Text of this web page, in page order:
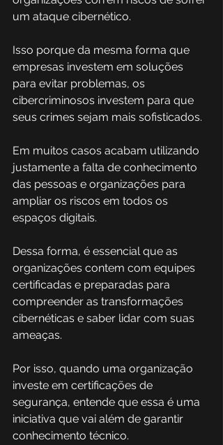
um ataque cibernético.
Isso porque da mesma forma que
empresas investem em soluções
para evitar problemas, os
cibercriminosos investem para que
seus crimes sejam mais sofisticados.
Em muitos casos acabam utilizando
justamente a falta de conhecimento
das pessoas e organizações para
ampliar os riscos em todos os
espaços digitais.
Dessa forma, é essencial que as
organizações contem com equipes
certificadas e preparadas para
compreender as transformações
cibernéticas e saber lidar com suas
ameaças.
Por isso, quando uma organização
investe em certificações de
segurança, entende que essa é uma
iniciativa que vai além de garantir
conhecimento técnico.